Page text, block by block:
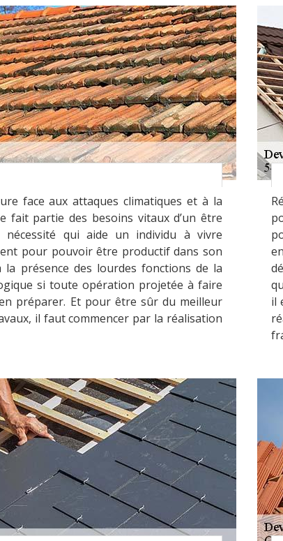
face aux attaques climatiques et à la
fait partie des besoins vitaux d’un être
nécessité qui aide un individu à vivre
pour pouvoir être productif dans son
la présence des lourdes fonctions de la
si toute opération projetée à faire
préparer. Et pour être sûr du meilleur
il faut commencer par la réalisation
il